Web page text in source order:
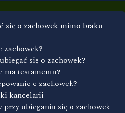
się o zachowek mimo braku
zachowek?
się o zachowek?
ma testamentu?
o zachowek?
kancelarii
przy ubieganiu się o zachowek